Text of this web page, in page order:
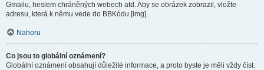
Gmailu, heslem chráněných webech atd. Aby se obrázek zobrazil, vložte
adresu, která k němu vede do BBKódu [img].
Nahoru
Co jsou to globální oznámení?
Globální oznámení obsahují důležité informace, a proto byste je měli vždy číst.